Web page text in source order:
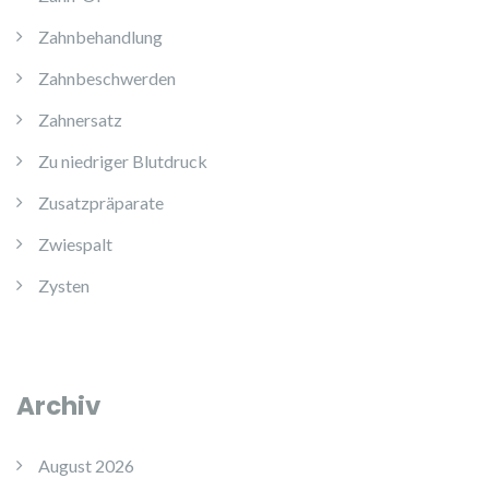
Zahnbehandlung
Zahnbeschwerden
Zahnersatz
Zu niedriger Blutdruck
Zusatzpräparate
Zwiespalt
Zysten
Archiv
August 2026